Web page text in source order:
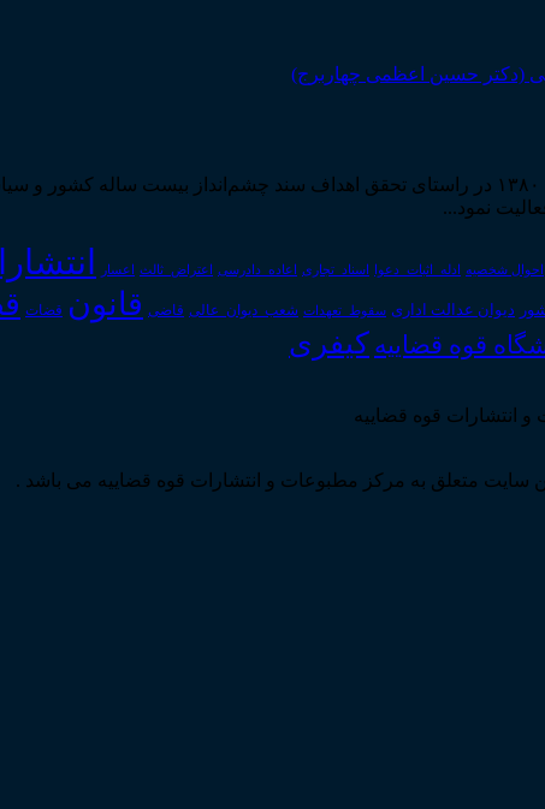
مرکز مطبوعات و انتشارات قوه قضاییه به استناد مجوز شماره ۵۸۸۴ از سال ۱۳۸۰ در راستای تحقق
احوال شخصیه ادله_اثبات_دعوا اسناد_تجاری اعاده_دادرسی اعتراض_ثالث اعسار
دیوان عدالت اداری سقوط_تعهدات شعب_دیوان_عالی قاضی قانون قضات
قوه قضاییه کیفری
انتشارات قوه قضاییه
سایت متعلق به مرکز مطبوعات و انتشارات قوه قضاییه می باشد .